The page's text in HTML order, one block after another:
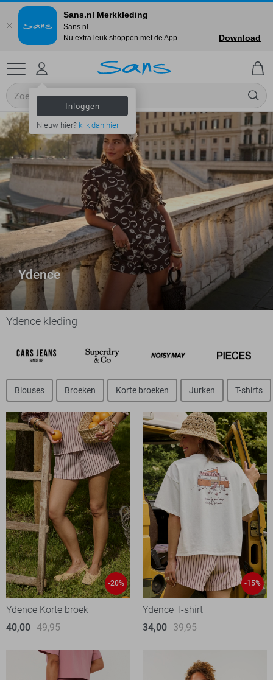
Inloggen
Nieuw hier? klik dan hier
Ydence
Ydence kleding
Blouses Broeken Korte broeken Jurken T-shirts
-20%
Ydence Korte broek
40,00 49,95
-15%
Ydence T-shirt
34,00 39,95
Sans.nl Merkkleding
Sans.nl
Nu extra leuk shoppen met de App.
Download